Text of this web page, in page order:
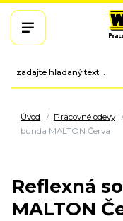
Úvod Pracovné odevy
bunda MALTON Červa
Reflexná
MALTON